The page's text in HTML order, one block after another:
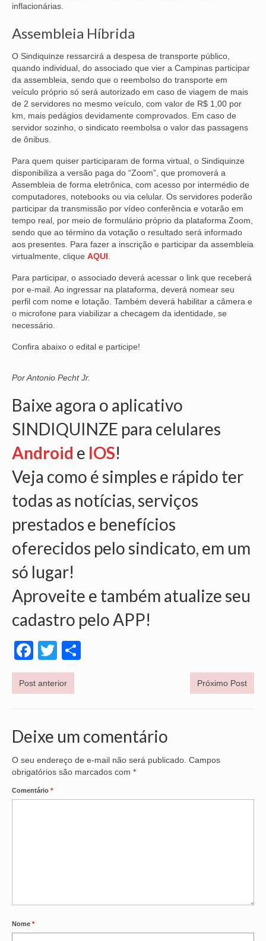
VÍDEOS
CONVÊNIOS
SINDICALIZE-SE
JURÍDICO
NÚCLEOS
APOSENTADOS
AGENTES DE POLÍCIA JUDICIAL
ANALISTAS JUDICIÁRIOS
ACESSIBILIDADE E INCLUSÃO
LGBTQIA+
MULHERES
OFICIAIS DE JUSTIÇA
TÉCNICOS JUDICIÁRIOS
TECNOLOGIA DA INFORMAÇÃO
inflacionárias.
Assembleia Híbrida
O Sindiquinze ressarcirá a despesa de transporte público,
quando individual, do associado que vier a Campinas participar
da assembleia, sendo que o reembolso do transporte em
veículo próprio só será autorizado em caso de viagem de mais
de 2 servidores no mesmo veículo, com valor de R$ 1,00 por
km, mais pedágios devidamente comprovados. Em caso de
servidor sozinho, o sindicato reembolsa o valor das passagens
de ônibus.
Para quem quiser participaram de forma virtual, o Sindiquinze
disponibiliza a versão paga do “Zoom”, que promoverá a
Assembleia de forma eletrônica, com acesso por intermédio de
computadores, notebooks ou via celular. Os servidores poderão
participar da transmissão por vídeo conferência e votarão em
tempo real, por meio de formulário próprio da plataforma Zoom,
sendo que ao término da votação o resultado será informado
aos presentes. Para fazer a inscrição e participar da assembleia
virtualmente, clique AQUI
Para participar, o associado deverá acessar o link que receberá
por e-mail. Ao ingressar na plataforma, deverá nomear seu
perfil com nome e lotação. Também deverá habilitar a câmera e
o microfone para viabilizar a checagem da identidade, se
necessário.
Confira abaixo o edital e participe!
Por Antonio Pecht Jr.
Baixe agora o aplicativo
SINDIQUINZE para celulares
Android e IOS!
Veja como é simples e rápido ter
todas as notícias, serviços
prestados e benefícios
oferecidos pelo sindicato, em um
só lugar!
Aproveite e também atualize seu
cadastro pelo APP!
Facebook
Twitter
Post anterior Próximo Post
Deixe um comentário
O seu endereço de e-mail não será publicado. Campos
obrigatórios são marcados com *
Comentário *
Nome *